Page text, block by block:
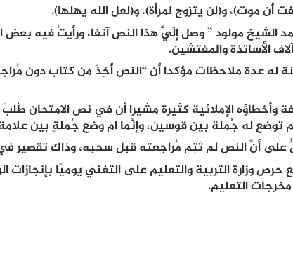
أن موت)، و(لن يتزوج لمرأة)، و(لعل الله يهلها).
الشيخ مولود ” وصل إلَيَّ هذا النص آنفا، ورأيتُ فيه بعض
الأساتذة والمفتشين.
له عدة ملاحظات مؤكدا أن “النص أُخِذَ من كتاب دون
الإملائية كثيرة مشيرا أن في نص الامتحان طُلبَ
توضع له جُملة بين قوسين، وإنَّما ام وضع جُملةِ بين
على أنَّ النص لم تَتِم مُراجعته قبل سحبه، وذاك تقصير
حرص وزارة التربية والتعليم على التغني يوميًا بإنجازات
التعليم.